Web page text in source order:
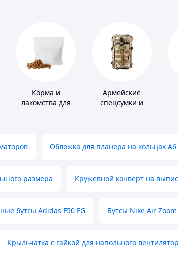
Корма и
лакомства для
Армейские
спецсумки и
Обложка для планера на кольцах А6
размера Кружевной конверт на
бутсы Adidas F50 FG Бутсы Nike Air
Крыльчатка с гайкой для напольного